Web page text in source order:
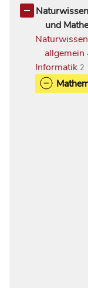
und
allgemein
Informatik 2